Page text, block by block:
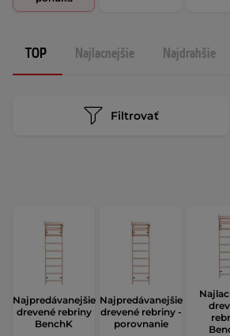
TOP Najlacnejšie Najdrahšie
Filtrovať
Najpredávanejšie
drevené rebriny
BenchK
Najpredávanejšie
drevené rebriny -
porovnanie